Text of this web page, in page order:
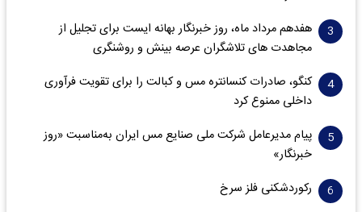
هفدهم مرداد ماه، روز خبرنگار بهانه ایست برای تجلیل از
مجاهدت های تلاشگران عرصه بینش و روشنگری
کنگو، صادرات کنسانتره مس و کبالت را برای تقویت فرآوری
داخلی ممنوع کرد
پیام مدیرعامل شرکت ملی صنایع مس ایران به‌مناسبت «روز
خبرنگار»
رکوردشکنی فلز سرخ